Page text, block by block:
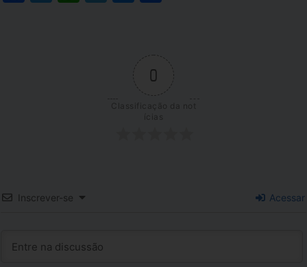
0
Classificação da not
Inscrever-se Acessar